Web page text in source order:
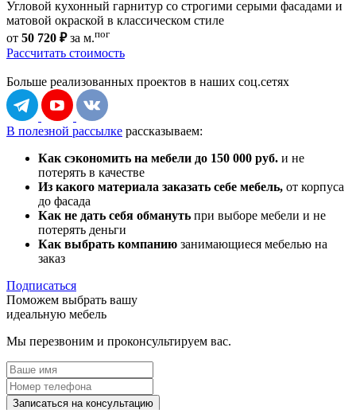
Угловой кухонный гарнитур со строгими серыми фасадами и
матовой окраской в классическом стиле
от 50 720 ₽за м.пог
Рассчитать стоимость
Больше реализованных проектов в наших соц.сетях
В полезной рассылке рассказываем:
Как сэкономить на мебели до 150 000 руб. и не
потерять в качестве
Из какого материала заказать себе мебель, от корпуса
до фасада
Как не дать себя обмануть при выборе мебели и не
потерять деньги
Как выбрать компанию занимающиеся мебелью на
заказ
Подписаться
Поможем выбрать вашу
идеальную мебель
Мы перезвоним и проконсультируем вас.
Записаться на консультацию